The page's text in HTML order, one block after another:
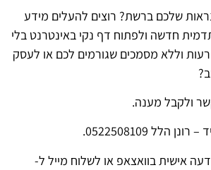
שלכם ברשת? רוצים להעלים מידע
חדשה ולפתוח דף נקי באינטרנט בלי
וללא מסמכים שגורמים לכם או לעסק
ולקבל מענה.
0522508109.
אישית בוואצאפ או לשלוח מייל ל-